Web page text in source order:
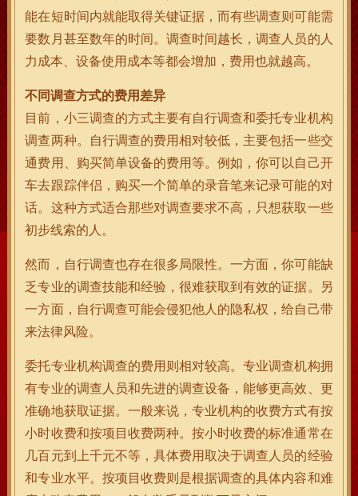
能在短时间内就能取得关键证据，而有些调查则可能需
要数月甚至数年的时间。调查时间越长，调查人员的人
力成本、设备使用成本等都会增加，费用也就越高。
不同调查方式的费用差异
目前，小三调查的方式主要有自行调查和委托专业机构
调查两种。自行调查的费用相对较低，主要包括一些交
通费用、购买简单设备的费用等。例如，你可以自己开
车去跟踪伴侣，购买一个简单的录音笔来记录可能的对
话。这种方式适合那些对调查要求不高，只想获取一些
初步线索的人。
然而，自行调查也存在很多局限性。一方面，你可能缺
乏专业的调查技能和经验，很难获取到有效的证据。另
一方面，自行调查可能会侵犯他人的隐私权，给自己带
来法律风险。
委托专业机构调查的费用则相对较高。专业调查机构拥
有专业的调查人员和先进的调查设备，能够更高效、更
准确地获取证据。一般来说，专业机构的收费方式有按
小时收费和按项目收费两种。按小时收费的标准通常在
几百元到上千元不等，具体费用取决于调查人员的经验
和专业水平。按项目收费则是根据调查的具体内容和难